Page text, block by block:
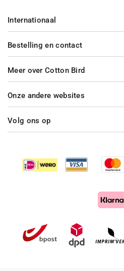
Bestelling en contact
Meer over Cotton Bird
Internationaal
Onze andere websites
Volg ons op